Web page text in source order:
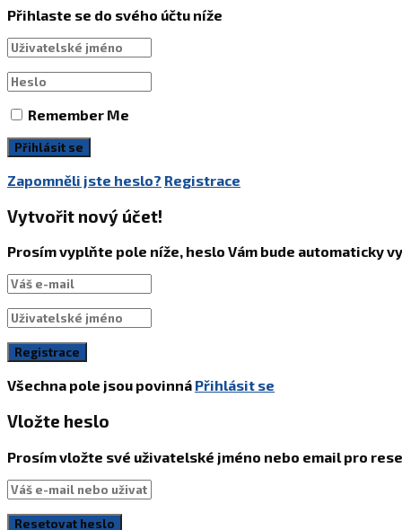
Přihlaste se do svého účtu níže
Remember Me
Zapomněli jste heslo? Registrace
Vytvořit nový účet!
Prosím vyplňte pole níže, heslo Vám bude automaticky
Všechna pole jsou povinná Přihlásit se
Vložte heslo
Prosím vložte své uživatelské jméno nebo email pro